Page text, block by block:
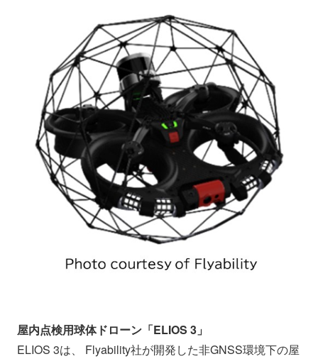
屋内点検用球体ドローン「ELIOS 3」
ELIOS 3は、 Flyability社が開発した非GNSS環境下の屋